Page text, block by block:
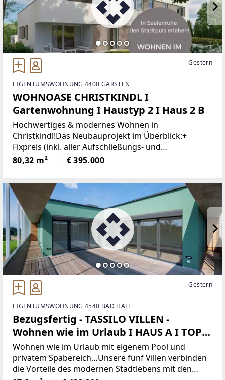
Gestern
EIGENTUMSWOHNUNG 4400 GARSTEN
WOHNOASE CHRISTKINDL I
Gartenwohnung I Haustyp 2 I Haus 2 B
Hochwertiges & modernes Wohnen in
Christkindl!Das Neubauprojekt im Überblick:+
Fixpreis (inkl. aller Aufschließungs- und
Anschlussgebühren)+ SCHLÜSSELFERTIG (inkl.
Türen, Böden, Bad, Garten, Zaun und
80,32 m² € 395.000
Gestern
EIGENTUMSWOHNUNG 4540 BAD HALL
Bezugsfertig - TASSILO VILLEN -
Wohnen wie im Urlaub I HAUS A I TOP -
A43
Wohnen wie im Urlaub mit eigenem Pool und
privatem Spabereich…Unsere fünf Villen verbinden
die Vorteile des modernen Stadtlebens mit den